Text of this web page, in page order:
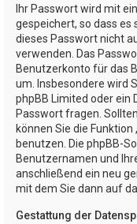
Ihr Passwort wird mit
gespeichert, so dass es
dieses Passwort nicht
verwenden. Das
Benutzerkonto für das
um. Insbesondere wird
phpBB Limited oder ein
Passwort fragen.
können Sie die
benutzen. Die phpBB-
Benutzernamen und
anschließend ein neu
mit dem Sie dann auf
Gestattung der